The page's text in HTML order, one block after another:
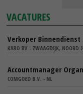
VACATURES
Verkoper
KARO BV - ZWAAGDIJK, NOORD-
Accountmanager
COMGOED B.V. - NL